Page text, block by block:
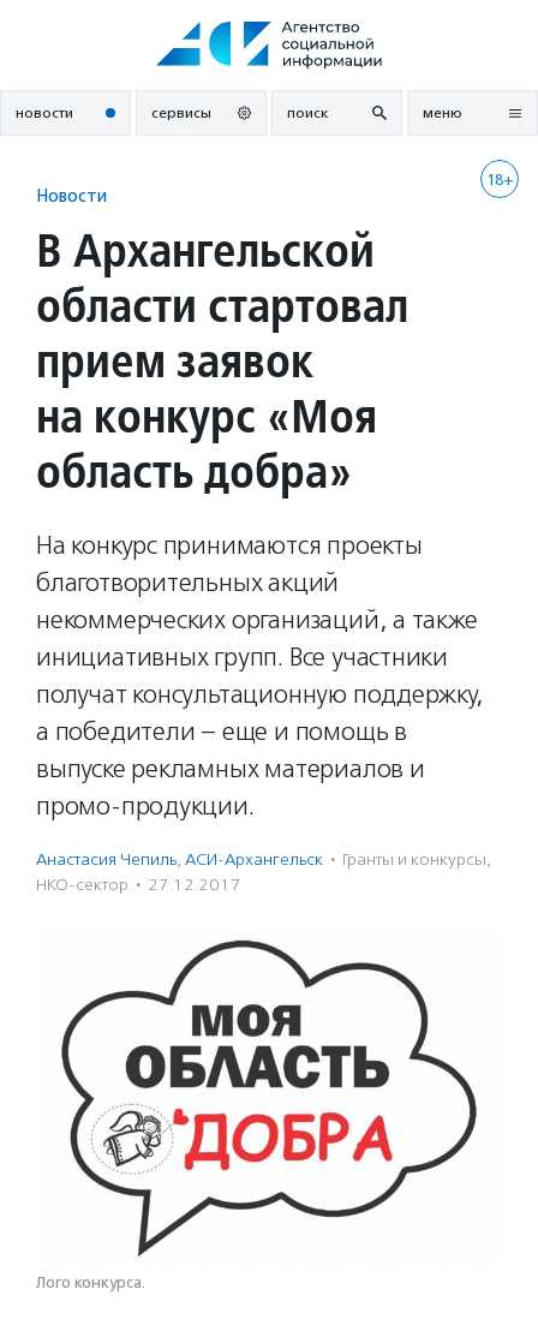
новости сервисы поиск меню
18+
Новости
В Архангельской
области стартовал
прием заявок
на конкурс «Моя
область добра»
На конкурс принимаются проекты
благотворительных акций
некоммерческих организаций, а также
инициативных групп. Все участники
получат консультационную поддержку,
а победители – еще и помощь в
выпуске рекламных материалов и
промо-продукции.
Анастасия Чепиль, АСИ-Архангельск · Гранты и конкурсы,
НКО-сектор · 27.12.2017
Лого конкурса.